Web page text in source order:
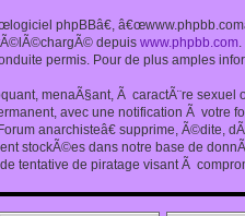
phpBBâ€,
depuis www.phpbb.com
permis. Pour de plus amples
menaÃ§ant, Ã caractÃ¨re
avec une notification Ã
anarchisteâ€ supprime,
stockÃ©es dans notre base de
tentative de piratage visant Ã